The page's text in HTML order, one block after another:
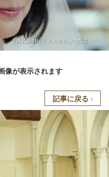
像が表示されます
記事に戻る